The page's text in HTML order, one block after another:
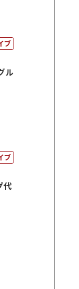
ブ
ル
ブ
代